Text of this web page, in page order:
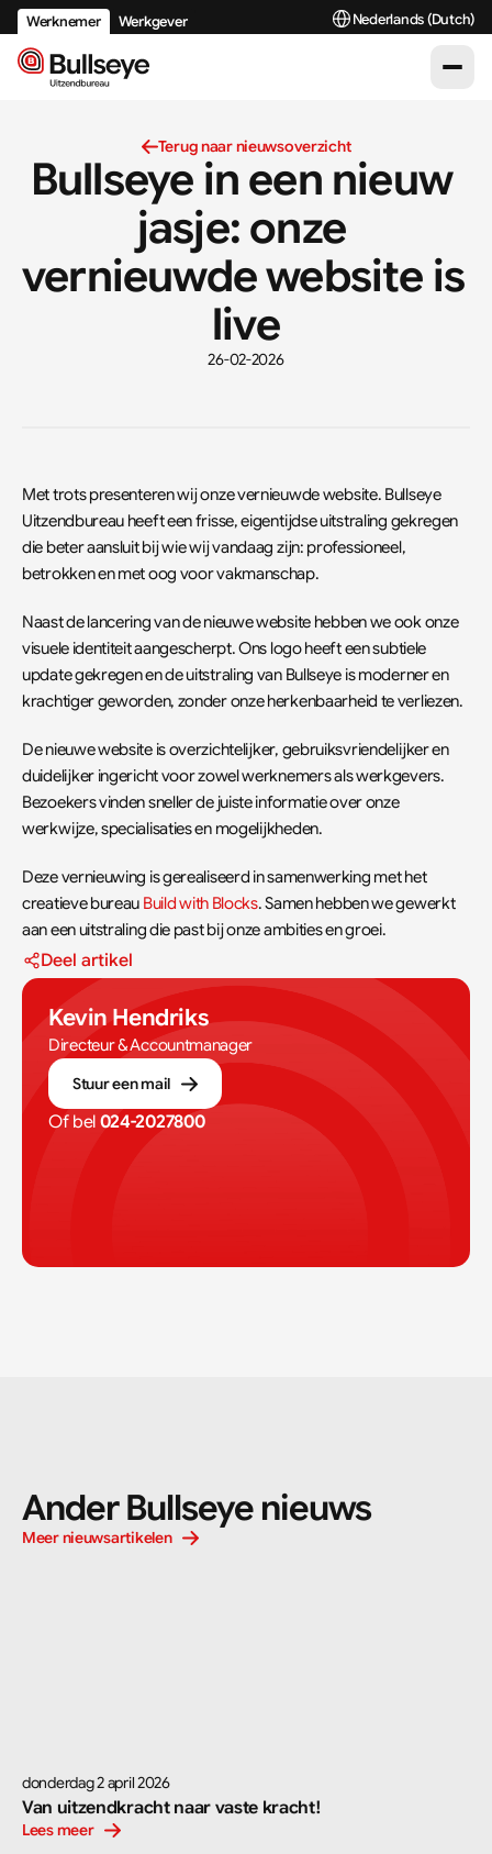
Terug naar nieuwsoverzicht
Bullseye in een nieuw
jasje: onze
vernieuwde website is
live
26-02-2026
Met trots presenteren wij onze vernieuwde website. Bullseye
Uitzendbureau heeft een frisse, eigentijdse uitstraling gekregen
die beter aansluit bij wie wij vandaag zijn: professioneel,
betrokken en met oog voor vakmanschap.
Naast de lancering van de nieuwe website hebben we ook onze
visuele identiteit aangescherpt. Ons logo heeft een subtiele
update gekregen en de uitstraling van Bullseye is moderner en
krachtiger geworden, zonder onze herkenbaarheid te verliezen.
De nieuwe website is overzichtelijker, gebruiksvriendelijker en
duidelijker ingericht voor zowel werknemers als werkgevers.
Bezoekers vinden sneller de juiste informatie over onze
werkwijze, specialisaties en mogelijkheden.
Deze vernieuwing is gerealiseerd in samenwerking met het
creatieve bureau Build with Blocks. Samen hebben we gewerkt
aan een uitstraling die past bij onze ambities en groei.
Deel artikel
Kevin Hendriks
Directeur & Accountmanager
Stuur een mail
Of bel 024-2027800
Ander Bullseye nieuws
Meer nieuwsartikelen
donderdag 2 april 2026
Van uitzendkracht naar vaste kracht!
Lees meer
Werknemer Werkgever Select Language
Nederlands (Dutch)